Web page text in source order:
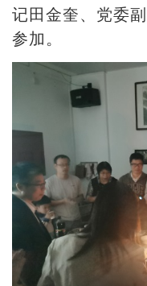
记田金奎、党委
参加。